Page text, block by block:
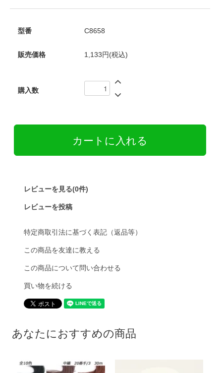
型番 C8658
販売価格 1,133円(税込)
購入数
レビューを見る(0件)
レビューを投稿
特定商取引法に基づく表記（返品等）
この商品を友達に教える
この商品について問い合わせる
買い物を続ける
あなたにおすすめの商品